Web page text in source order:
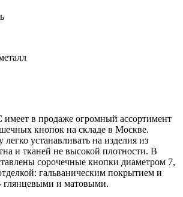
в продаже огромный ассортимент
кнопок на складе в Москве.
устанавливать на изделия из
и тканей не высокой плотности. В
сорочечные кнопки диаметром 7,
гальваническим покрытием и
глянцевыми и матовыми.